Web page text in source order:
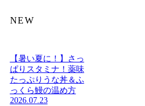
NEW
【暑い夏に！】さっ
ぱりスタミナ！薬味
たっぷりうな丼＆ふ
っくら鰻の温め方
2026.07.23